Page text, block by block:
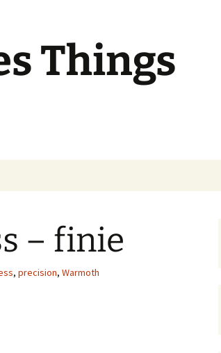
Things
– finie
, precision, Warmoth